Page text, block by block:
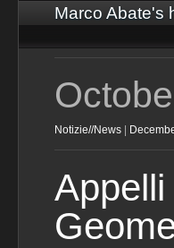
Marco Abate's
Notizie//News